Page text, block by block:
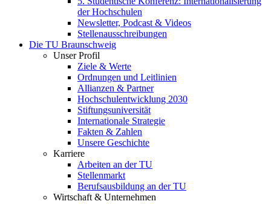
der Hochschulen
Newsletter, Podcast & Videos
Stellenausschreibungen
Die TU Braunschweig
Unser Profil
Ziele & Werte
Ordnungen und Leitlinien
Allianzen & Partner
Hochschulentwicklung 2030
Stiftungsuniversität
Internationale Strategie
Fakten & Zahlen
Unsere Geschichte
Karriere
Arbeiten an der TU
Stellenmarkt
Berufsausbildung an der TU
Wirtschaft & Unternehmen